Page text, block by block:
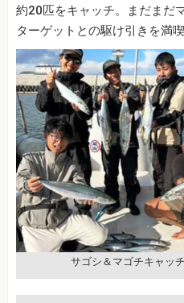
約20匹をキャッチ。まだまだ
ターゲットとの駆け引きを満
サゴシ＆マゴチキャッチ